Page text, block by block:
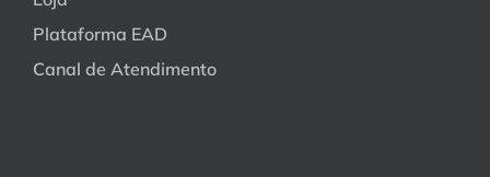
Plataforma EAD
Canal de Atendimento